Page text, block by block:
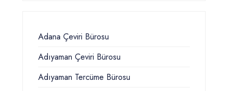
Adana Çeviri Bürosu
Adıyaman Çeviri Bürosu
Adıyaman Tercüme Bürosu